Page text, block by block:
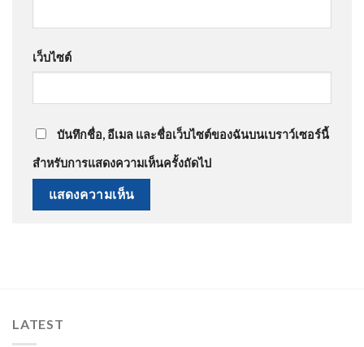
เว็บไซต์
บันทึกชื่อ, อีเมล และชื่อเว็บไซต์ของฉันบนเบราว์เซอร์นี้
สำหรับการแสดงความเห็นครั้งถัดไป
LATEST